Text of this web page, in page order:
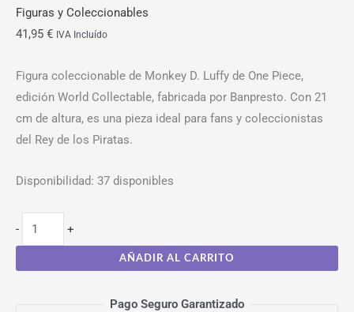
Figuras y Coleccionables
41,95 € IVA Incluído
Figura coleccionable de Monkey D. Luffy de One Piece,
edición World Collectable, fabricada por Banpresto. Con 21
cm de altura, es una pieza ideal para fans y coleccionistas
del Rey de los Piratas.
Disponibilidad: 37 disponibles
- +
AÑADIR AL CARRITO
Pago Seguro Garantizado